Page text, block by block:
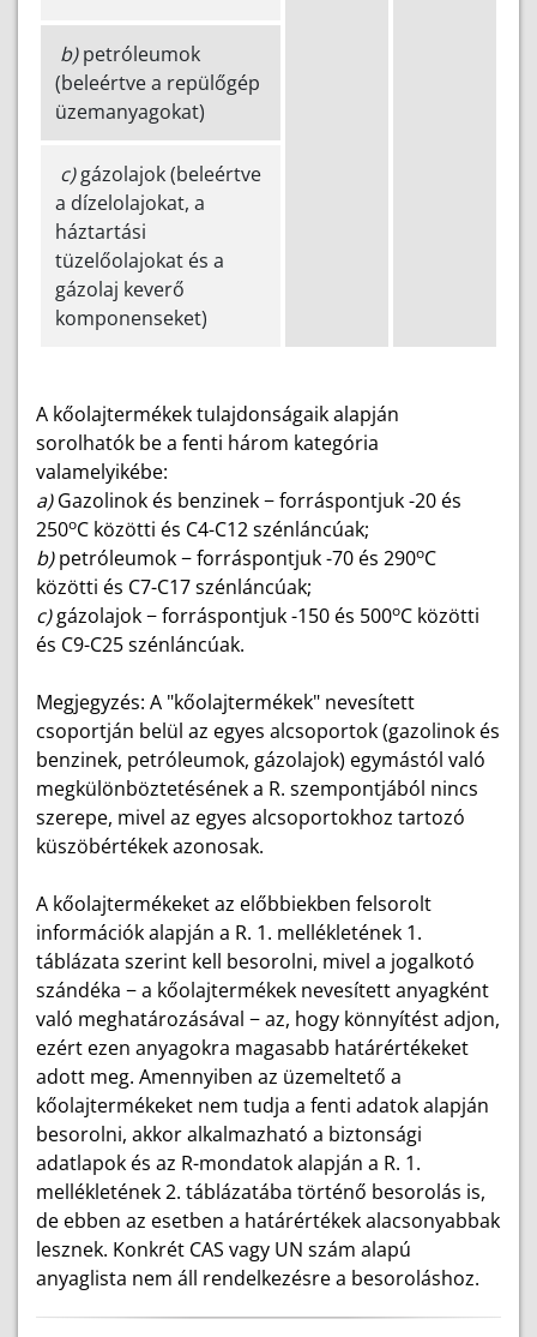
b)petróleumok
(beleértve a repülőgép
üzemanyagokat)
c)gázolajok (beleértve
a dízelolajokat, a
háztartási
tüzelőolajokat és a
gázolaj keverő
komponenseket)
A kőolajtermékek tulajdonságaik alapján
sorolhatók be a fenti három kategória
valamelyikébe:
a)Gazolinok és benzinek − forráspontjuk -20 és
250oC közötti és C4-C12 szénláncúak;
b)petróleumok − forráspontjuk -70 és 290oC
közötti és C7-C17 szénláncúak;
c)gázolajok − forráspontjuk -150 és 500oC közötti
és C9-C25 szénláncúak.
Megjegyzés: A "kőolajtermékek" nevesített
csoportján belül az egyes alcsoportok (gazolinok és
benzinek, petróleumok, gázolajok) egymástól való
megkülönböztetésének a R. szempontjából nincs
szerepe, mivel az egyes alcsoportokhoz tartozó
küszöbértékek azonosak.
A kőolajtermékeket az előbbiekben felsorolt
információk alapján a R. 1. mellékletének 1.
táblázata szerint kell besorolni, mivel a jogalkotó
szándéka − a kőolajtermékek nevesített anyagként
való meghatározásával − az, hogy könnyítést adjon,
ezért ezen anyagokra magasabb határértékeket
adott meg. Amennyiben az üzemeltető a
kőolajtermékeket nem tudja a fenti adatok alapján
besorolni, akkor alkalmazható a biztonsági
adatlapok és az R-mondatok alapján a R. 1.
mellékletének 2. táblázatába történő besorolás is,
de ebben az esetben a határértékek alacsonyabbak
lesznek. Konkrét CAS vagy UN szám alapú
anyaglista nem áll rendelkezésre a besoroláshoz.